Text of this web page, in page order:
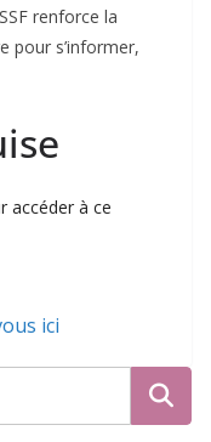
renforce la
pour s’informer,
accéder à ce
ici